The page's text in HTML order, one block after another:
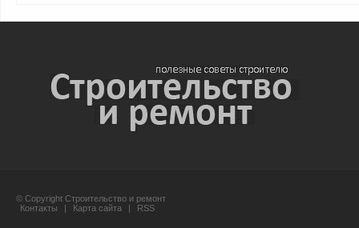
© Copyright Строительство и ремонт
Контакты
| Карта сайта | RSS